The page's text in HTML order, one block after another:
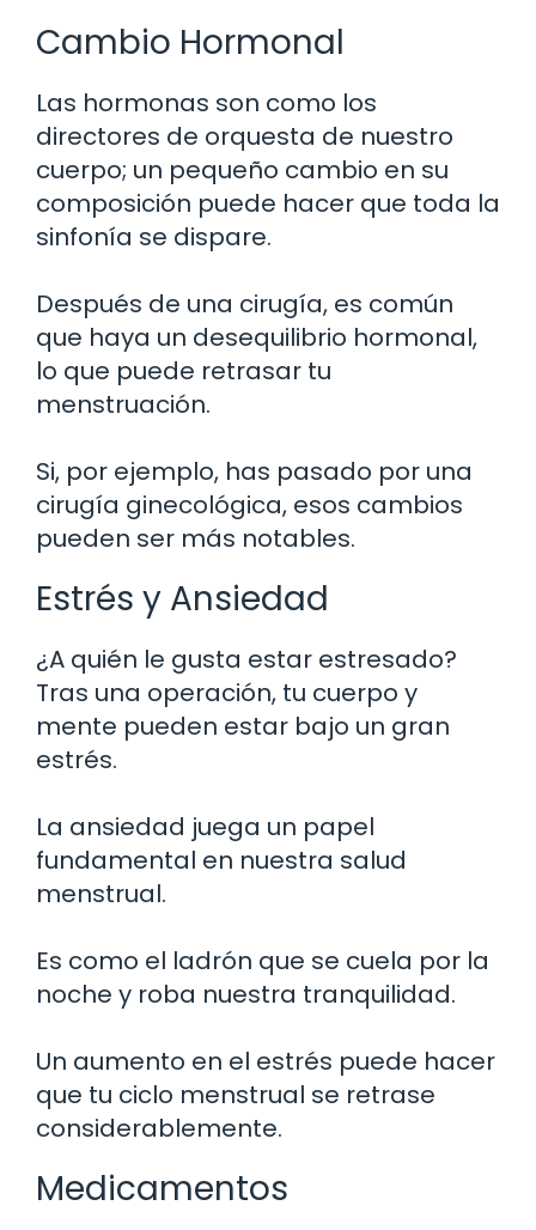
Cambio Hormonal
Las hormonas son como los
directores de orquesta de nuestro
cuerpo; un pequeño cambio en su
composición puede hacer que toda la
sinfonía se dispare.
Después de una cirugía, es común
que haya un desequilibrio hormonal,
lo que puede retrasar tu
menstruación.
Si, por ejemplo, has pasado por una
cirugía ginecológica, esos cambios
pueden ser más notables.
Estrés y Ansiedad
¿A quién le gusta estar estresado?
Tras una operación, tu cuerpo y
mente pueden estar bajo un gran
estrés.
La ansiedad juega un papel
fundamental en nuestra salud
menstrual.
Es como el ladrón que se cuela por la
noche y roba nuestra tranquilidad.
Un aumento en el estrés puede hacer
que tu ciclo menstrual se retrase
considerablemente.
Medicamentos